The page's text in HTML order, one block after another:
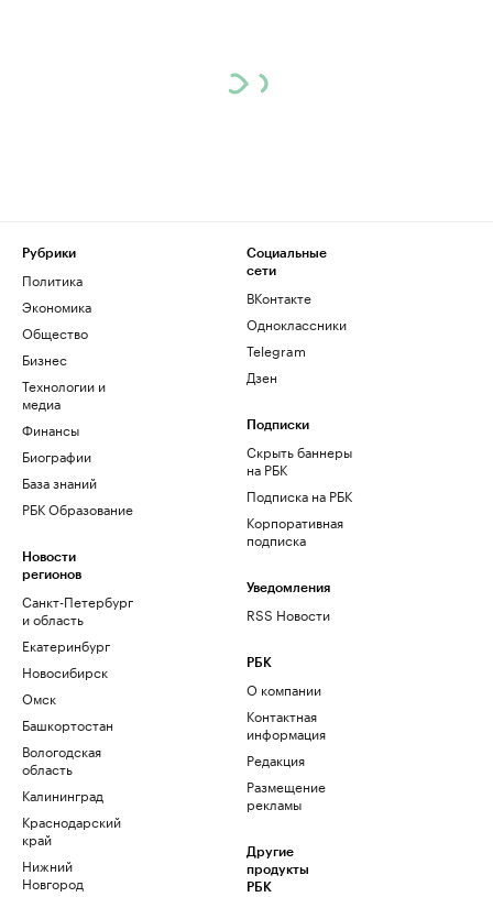
Рубрики
Политика
Экономика
Общество
Бизнес
Технологии и
медиа
Финансы
Биографии
База знаний
РБК Образование
Новости
регионов
Санкт-Петербург
и область
Екатеринбург
Новосибирск
Омск
Башкортостан
Вологодская
область
Калининград
Краснодарский
край
Нижний
Новгород
Социальные
сети
ВКонтакте
Одноклассники
Telegram
Дзен
Подписки
Скрыть баннеры
на РБК
Подписка на РБК
Корпоративная
подписка
Уведомления
RSS Новости
РБК
О компании
Контактная
информация
Редакция
Размещение
рекламы
Другие
продукты
РБК